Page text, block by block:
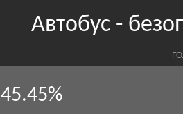
Автобус -
45.45%